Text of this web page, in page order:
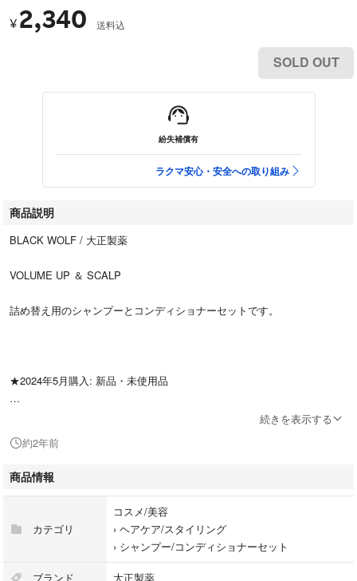
¥ 2,340 送料込
SOLD OUT
紛失補償有
ラクマ安心・安全への取り組み
商品説明
BLACK WOLF / 大正製薬
VOLUME UP ＆ SCALP
詰め替え用のシャンプーとコンディショナーセットです。
★2024年5月購入: 新品・未使用品
直射日光・高温多湿を避け、冷暗所にて保管しております。
未開封での品質期限はありません。
お手続きから1-2日内の発送、翌日～翌々日がお届けの目安となります。
ご検討のほど、よろしくお願いいたします！
続きを表示する
約2年前
商品情報
カテゴリ
コスメ/美容
› ヘアケア/スタイリング
› シャンプー/コンディショナーセット
ブランド 大正製薬